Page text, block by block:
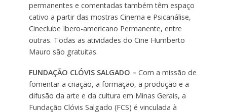
permanentes e comentadas também têm espaço
cativo a partir das mostras Cinema e Psicanálise,
Cineclube Ibero-americano Permanente, entre
outras. Todas as atividades do Cine Humberto
Mauro são gratuitas.
FUNDAÇÃO CLÓVIS SALGADO – Com a missão de
fomentar a criação, a formação, a produção e a
difusão da arte e da cultura em Minas Gerais, a
Fundação Clóvis Salgado (FCS) é vinculada à